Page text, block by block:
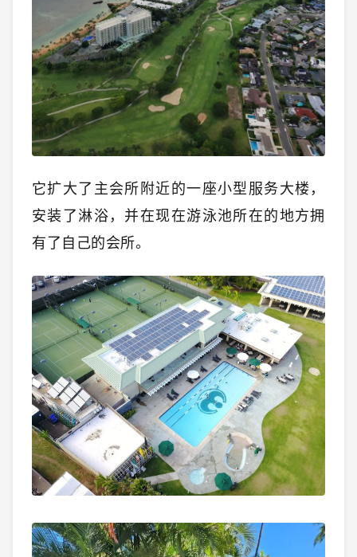
它扩大了主会所附近的一座小型服务大楼，
安装了淋浴，并在现在游泳池所在的地方拥
有了自己的会所。